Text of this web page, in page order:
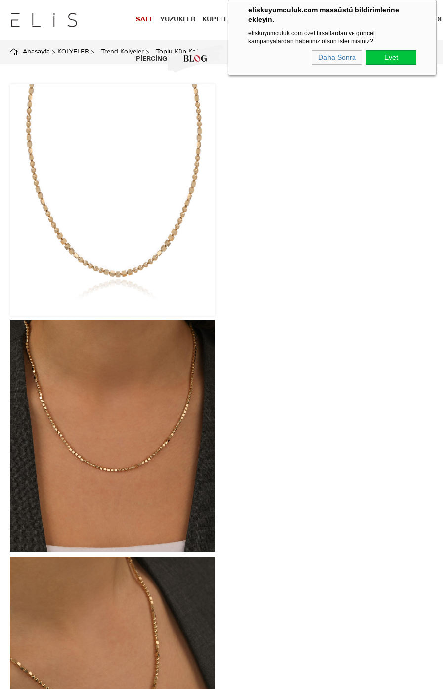
eliskuyumculuk.com masaüstü bildirimlerine
ekleyin.
eliskuyumculuk.com özel fırsatlardan ve güncel
kampanyalardan haberiniz olsun ister misiniz?
Daha Sonra Evet
SALE YÜZÜKLER KÜPELER BİLEKLİKLER
PİERCİNG BLOG
Anasayfa KOLYELER Trend Kolyeler Toplu Küp Kolye